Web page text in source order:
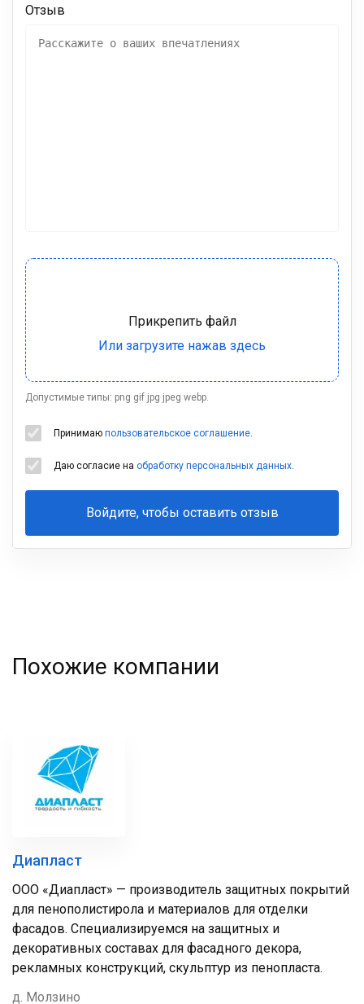
Отзыв
Допустимые типы: png gif jpg jpeg webp.
Принимаю пользовательское соглашение.
Даю согласие на обработку персональных данных.
Войдите, чтобы оставить отзыв
Ваша
Похожие компании
Диапласт
ООО «Диапласт» — производитель защитных покрытий
для пенополистирола и материалов для отделки
фасадов. Специализируемся на защитных и
декоративных составах для фасадного декора,
рекламных конструкций, скульптур из пенопласта.
д. Молзино